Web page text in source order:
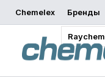
Chemelex Бренды
Raychem